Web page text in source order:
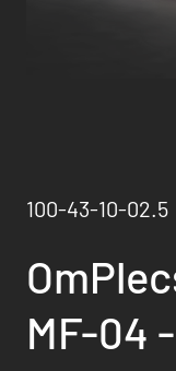
100-43-10-02.5
MF-04